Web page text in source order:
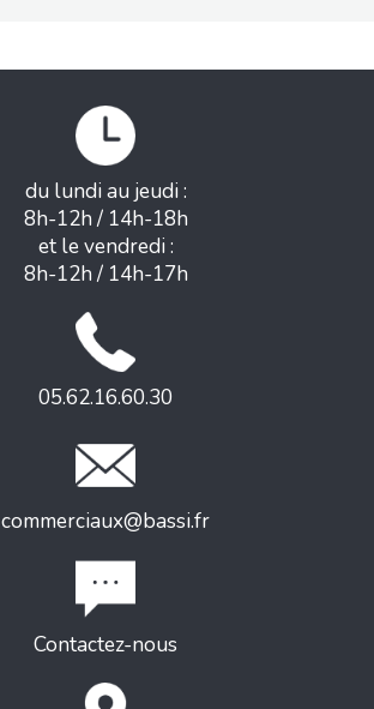
du lundi au jeudi :
8h-12h / 14h-18h
et le vendredi :
8h-12h / 14h-17h
05.62.16.60.30
commerciaux@bassi.fr
Contactez-nous